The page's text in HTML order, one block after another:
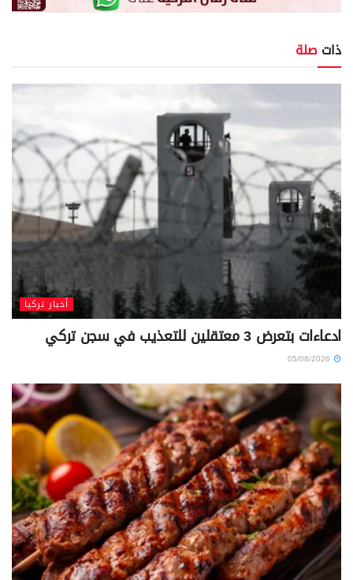
ذات صلة
أخبار تركيا
ادعاءات بتعرض 3 معتقلين للتعذيب في سجن تركي